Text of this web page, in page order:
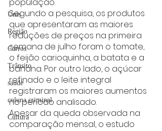
Unis
Região
Carros
Trânsito
saúde
coluna criminal
Cultura
população.
Segundo a pesquisa, os produtos
que apresentaram as maiores
reduções de preços na primeira
semana de julho foram o tomate,
o feijão carioquinha, a batata e a
banana. Por outro lado, o açúcar
refinado e o leite integral
registraram os maiores aumentos
no período analisado.
Apesar da queda observada na
comparação mensal, o estudo